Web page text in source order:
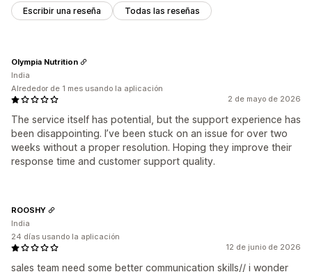
Escribir una reseña Todas las reseñas
2 de mayo de 2026
The service itself has potential, but the support experience has
been disappointing. I’ve been stuck on an issue for over two
weeks without a proper resolution. Hoping they improve their
response time and customer support quality.
Olympia Nutrition
India
Alrededor de 1 mes usando la aplicación
12 de junio de 2026
sales team need some better communication skills// i wonder
ROOSHY
India
24 días usando la aplicación